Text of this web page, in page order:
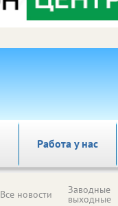
Работа у нас
Все новости Заводные
выходные